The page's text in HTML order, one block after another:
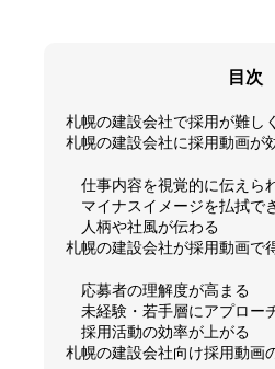
目次
札幌の建設会社で採用が難し
札幌の建設会社に採用動画が
仕事内容を視覚的に伝えら
マイナスイメージを払拭で
人柄や社風が伝わる
札幌の建設会社が採用動画で
応募者の理解度が高まる
未経験・若手層にアプロー
採用活動の効率が上がる
札幌の建設会社向け採用動画